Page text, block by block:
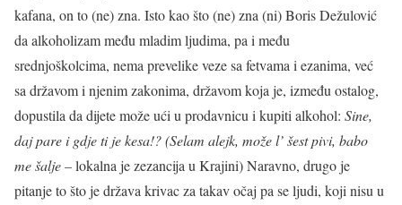
kafana, on to (ne) zna. Isto kao što (ne) zna (ni) Boris Dežulović
da alkoholizam među mladim ljudima, pa i među
srednjoškolcima, nema prevelike veze sa fetvama i ezanima, već
sa državom i njenim zakonima, državom koja je, između ostalog,
dopustila da dijete može ući u prodavnicu i kupiti alkohol: Sine,
daj pare i gdje ti je kesa!? (Selam alejk, može l’ šest pivi, babo
me šalje –lokalna je zezancija u Krajini) Naravno, drugo je
pitanje to što je država krivac za takav očaj pa se ljudi, koji nisu u